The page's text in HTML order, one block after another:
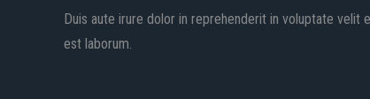
Duis aute irure dolor in reprehenderit in voluptate
est laborum.